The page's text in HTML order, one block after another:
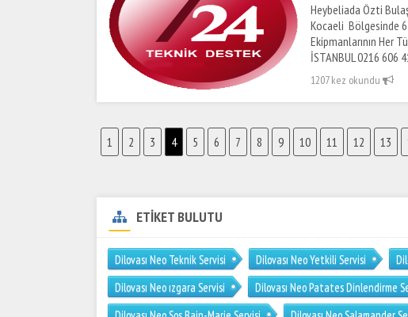
Heybeliada Özti
Kocaeli Bölgesinde
Ekipmanlarının Her
İSTANBUL 0216 606
1207 kez okundu
1 2 3 4 5 6 7 8 9 10 11 12 13
ETİKET BULUTU
Dilovası Neo Teknik Servisi Dilovası Neo Yetkili Servisi
Dilovası Neo ızgara Servisi
Dilovası Neo Patates Dinlendirme